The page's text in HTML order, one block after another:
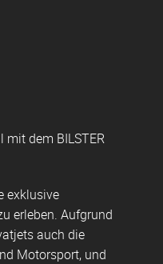
mit dem BILSTER
exklusive
erleben. Aufgrund
auch die
Motorsport, und